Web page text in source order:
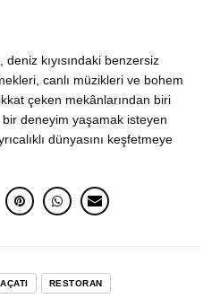
kıyısındaki benzersiz
canlı müzikleri ve bohem
çeken mekânlarından biri
deneyim yaşamak isteyen
dünyasını keşfetmeye
RESTORAN